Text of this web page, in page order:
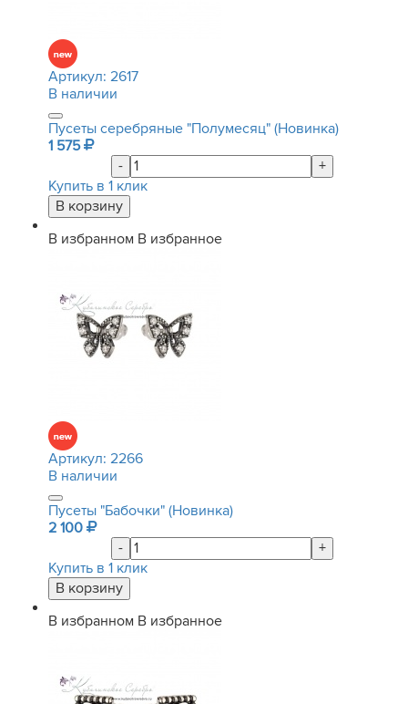
Артикул: 2617
В наличии
Пусеты серебряные "Полумесяц" (Новинка)
1 575
-
+
Купить в 1 клик
В избранном В избранное
Артикул: 2266
В наличии
Пусеты "Бабочки" (Новинка)
2 100
-
+
Купить в 1 клик
В избранном В избранное